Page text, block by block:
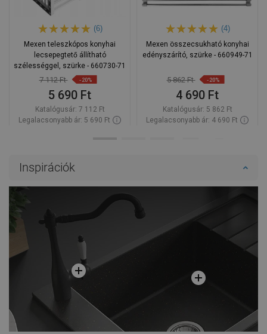
(6)
Mexen teleszkópos konyhai
lecsepegtető állítható
szélességgel, szürke - 660730-71
7 112 Ft -20%
5 690 Ft
Katalógusár: 7 112 Ft
Legalacsonyabb ár: 5 690 Ft
Hasonlítsa
(4)
Mexen összecsukható konyhai
edényszárító, szürke - 660949-71
5 862 Ft -20%
4 690 Ft
Katalógusár: 5 862 Ft
Legalacsonyabb ár: 4 690 Ft
Inspirációk